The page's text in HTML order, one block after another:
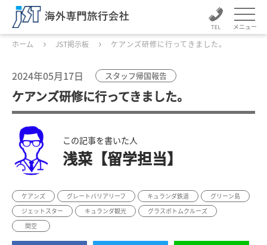
メニュー
ホーム JST掲示板 ケアンズ研修に行ってきました。
2024年05月17日 スタッフ帰国報告
ケアンズ研修に行ってきました。
この記事を書いた人
浅菜【留学担当】
ケアンズ グレートバリアリーフ キュランダ鉄道
グリーン島
ジェットスター
キュランダ観光
グラスボトムクルーズ
関空